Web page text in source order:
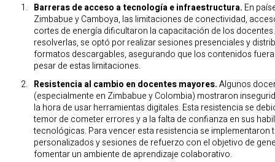
Barreras de acceso a tecnología e infraestructura. En
Zimbabue y Camboya, las limitaciones de conectividad,
cortes de energía dificultaron la capacitación de los
resolverlas, se optó por realizar sesiones presenciales y
formatos descargables, asegurando que los contenidos
pesar de estas limitaciones.
Resistencia al cambio en docentes mayores.Algunos
(especialmente en Zimbabue y Colombia) mostraron
la hora de usar herramientas digitales. Esta resistencia se
temor de cometer errores y a la falta de confianza en sus
tecnológicas. Para vencer esta resistencia se implementaron
personalizados y sesiones de refuerzo con el objetivo de
fomentar un ambiente de aprendizaje colaborativo.